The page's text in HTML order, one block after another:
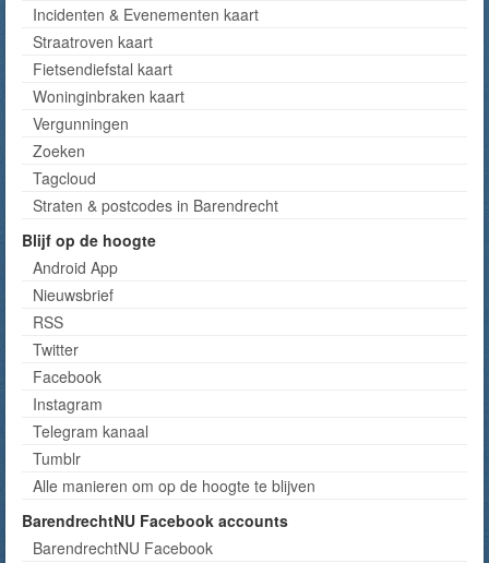
Incidenten & Evenementen kaart
Straatroven kaart
Fietsendiefstal kaart
Woninginbraken kaart
Vergunningen
Zoeken
Tagcloud
Straten & postcodes in Barendrecht
Blijf op de hoogte
Android App
Nieuwsbrief
RSS
Twitter
Facebook
Instagram
Telegram kanaal
Tumblr
Alle manieren om op de hoogte te blijven
BarendrechtNU Facebook accounts
BarendrechtNU Facebook